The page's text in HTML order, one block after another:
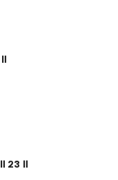
२३ ॥